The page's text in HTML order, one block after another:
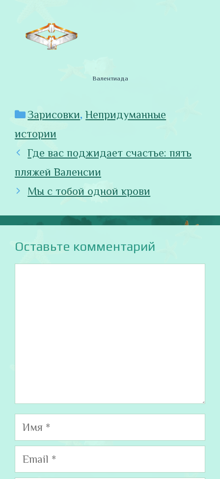
Валентиада
Рубрики
Зарисовки,Непридуманные
истории
Где вас поджидает счастье: пять
пляжей Валенсии
Мы с тобой одной крови
Оставьте комментарий
Имя
Email